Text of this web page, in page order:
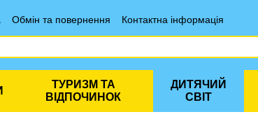
Обмін та повернення
Контактна інформація
ТУРИЗМ ТА
ВІДПОЧИНОК
ДИТЯЧИЙ
СВІТ